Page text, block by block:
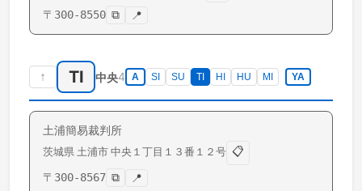
〒 300-8550 ⧉ 📍
↑ TI 中央4 A SI SU TI HI HU MI YA
土浦簡易裁判所
茨城県 土浦市 中央 １丁目１３番１２号 📋
〒 300-8567 ⧉ 📍